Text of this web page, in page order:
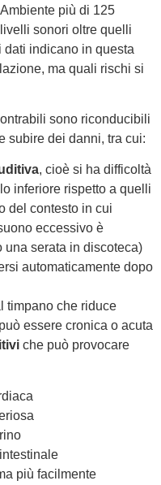
più di 125
sonori oltre quelli
dati indicano in questa
ma quali rischi si
sono riconducibili
subire dei danni, tra cui:
, cioè si ha difficoltà
inferiore rispetto a quelli
del contesto in cui
eccessivo è
una serata in discoteca)
automaticamente dopo
timpano che riduce
essere cronica o acuta
che può provocare
più facilmente